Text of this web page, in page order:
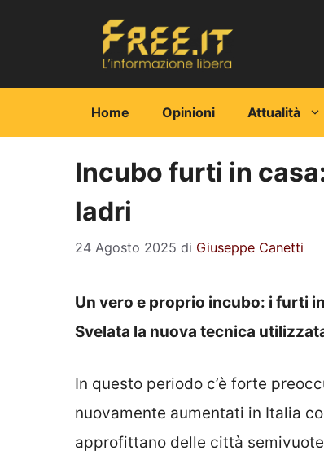
Home Opinioni Attualità
Incubo furti in
ladri
24 Agosto 2025 di Giuseppe Canetti
Un vero e proprio incubo: i furti
Svelata la nuova tecnica
In questo periodo c’è forte
nuovamente aumentati in Italia
approfittano delle città